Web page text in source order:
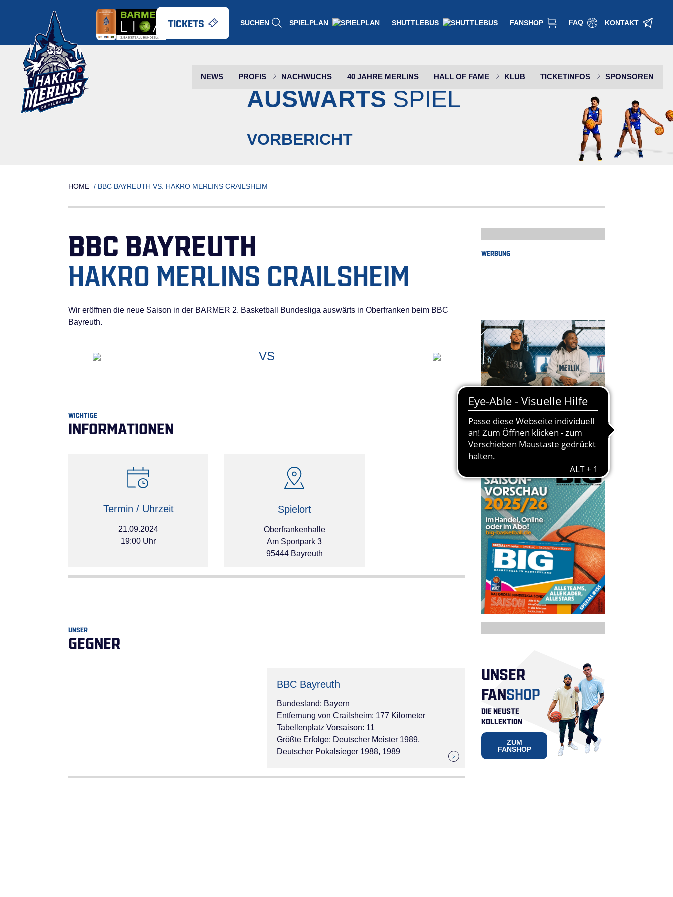
TICKETS SUCHEN SPIELPLAN SHUTTLEBUS FANSHOP FAQ KONTAKT
NEWS PROFIS NACHWUCHS 40 JAHRE MERLINS HALL OF FAME KLUB TICKETINFOS SPONSOREN
SPONSOR WERDEN
AUSWÄRTS SPIEL
VORBERICHT
HOME / BBC BAYREUTH VS. HAKRO MERLINS CRAILSHEIM
BBC BAYREUTH
HAKRO MERLINS CRAILSHEIM
Wir eröffnen die neue Saison in der BARMER 2. Basketball Bundesliga auswärts in Oberfranken beim BBC
Bayreuth.
VS
WICHTIGE
INFORMATIONEN
Termin / Uhrzeit
21.09.2024
19:00 Uhr
Spielort
Oberfrankenhalle
Am Sportpark 3
95444 Bayreuth
UNSER
GEGNER
BBC Bayreuth
Bundesland: Bayern
Entfernung von Crailsheim: 177 Kilometer
Tabellenplatz Vorsaison: 11
Größte Erfolge: Deutscher Meister 1989,
Deutscher Pokalsieger 1988, 1989
WERBUNG
UNSER
FANSHOP
DIE NEUSTE
KOLLEKTION
ZUM
FANSHOP